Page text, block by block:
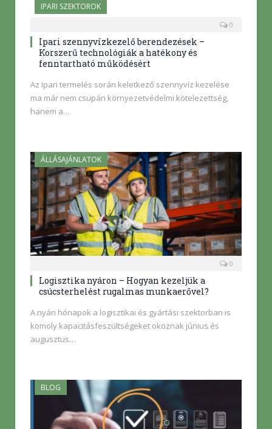
IPARI SZEKTOROK
0
Ipari szennyvízkezelő berendezések –
Korszerű technológiák a hatékony és
fenntartható működésért
Az ipari termelés során keletkező szennyvíz kezelése
ma már nem csupán környezetvédelmi kötelezettség,
hanem a…
ÁLLÁSAJÁNLATOK
0
Logisztika nyáron – Hogyan kezeljük a
csúcsterhelést rugalmas munkaerővel?
A nyári hónapok a logisztikai és gyártási szektorban is
komoly kapacitásfeszültségeket okoznak június és
augusztus…
BLOG